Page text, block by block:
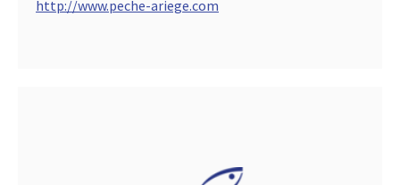
http://www.peche-ariege.com